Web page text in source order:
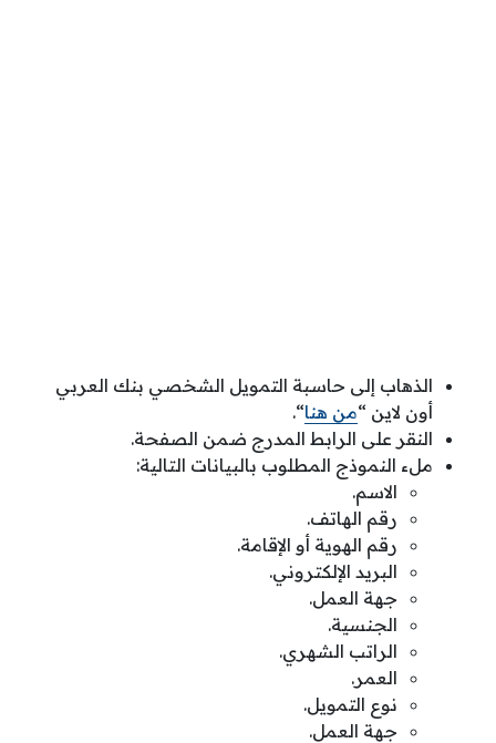
الذهاب إلى حاسبة التمويل الشخصي بنك العربي
أون لاين “من هنا“.
النقر على الرابط المدرج ضمن الصفحة.
ملء النموذج المطلوب بالبيانات التالية:
الاسم.
رقم الهاتف.
رقم الهوية أو الإقامة.
البريد الإلكتروني.
جهة العمل.
الجنسية.
الراتب الشهري.
العمر.
نوع التمويل.
جهة العمل.